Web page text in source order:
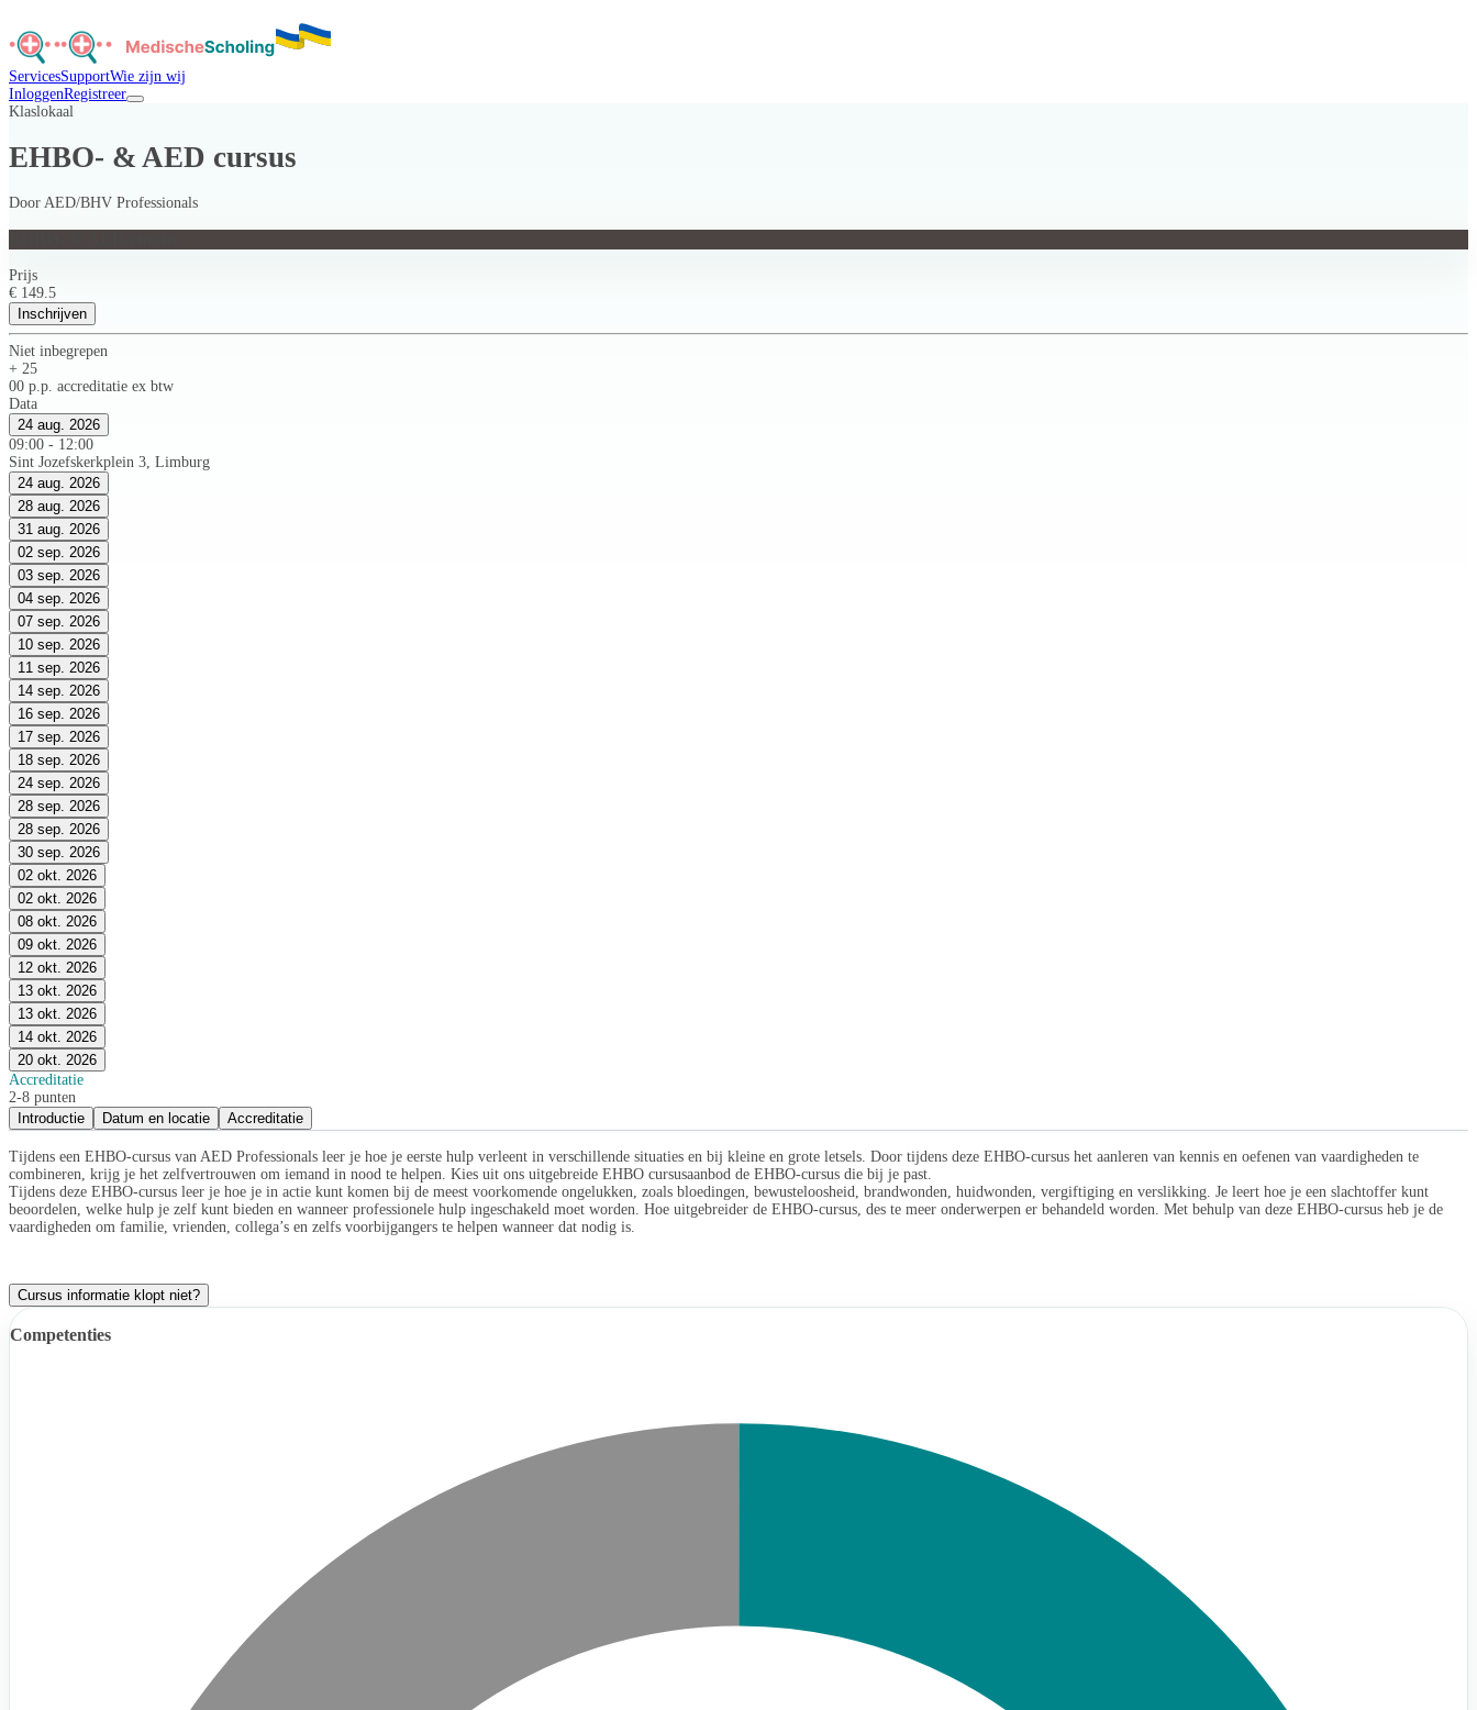
ServicesSupportWie zijn wij
InloggenRegistreer
Klaslokaal
EHBO- & AED cursus
Door AED/BHV Professionals
Prijs
€ 149.5
Inschrijven
Niet inbegrepen
+ 25
00 p.p. accreditatie ex btw
Data
24 aug. 2026
09:00 - 12:00
Sint Jozefskerkplein 3, Limburg
24 aug. 2026
28 aug. 2026
31 aug. 2026
02 sep. 2026
03 sep. 2026
04 sep. 2026
07 sep. 2026
10 sep. 2026
11 sep. 2026
14 sep. 2026
16 sep. 2026
17 sep. 2026
18 sep. 2026
24 sep. 2026
28 sep. 2026
28 sep. 2026
30 sep. 2026
02 okt. 2026
02 okt. 2026
08 okt. 2026
09 okt. 2026
12 okt. 2026
13 okt. 2026
13 okt. 2026
14 okt. 2026
20 okt. 2026
Accreditatie
2-8 punten
Introductie
Datum en locatie Accreditatie
Tijdens een EHBO-cursus van AED Professionals leer je hoe je eerste hulp verleent in verschillende situaties en bij kleine en grote letsels. Door tijdens deze EHBO-cursus het aanleren van kennis en oefenen van vaardigheden te
combineren, krijg je het zelfvertrouwen om iemand in nood te helpen. Kies uit ons uitgebreide EHBO cursusaanbod de EHBO-cursus die bij je past.
Tijdens deze EHBO-cursus leer je hoe je in actie kunt komen bij de meest voorkomende ongelukken, zoals bloedingen, bewusteloosheid, brandwonden, huidwonden, vergiftiging en verslikking. Je leert hoe je een slachtoffer kunt
beoordelen, welke hulp je zelf kunt bieden en wanneer professionele hulp ingeschakeld moet worden. Hoe uitgebreider de EHBO-cursus, des te meer onderwerpen er behandeld worden. Met behulp van deze EHBO-cursus heb je de
vaardigheden om familie, vrienden, collega’s en zelfs voorbijgangers te helpen wanneer dat nodig is.
Cursus informatie klopt niet?
Competenties